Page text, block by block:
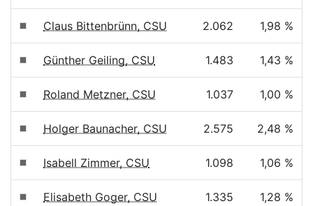
Claus Bittenbrünn, CSU 2.062 1,98 %
Günther Geiling, CSU 1.483 1,43 %
Roland Metzner, CSU 1.037 1,00 %
Holger Baunacher, CSU 2.575 2,48 %
Isabell Zimmer, CSU 1.098 1,06 %
Elisabeth Goger, CSU 1.335 1,28 %